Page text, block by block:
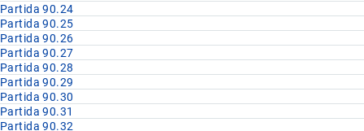
Partida 90.24
Partida 90.25
Partida 90.26
Partida 90.27
Partida 90.28
Partida 90.29
Partida 90.30
Partida 90.31
Partida 90.32